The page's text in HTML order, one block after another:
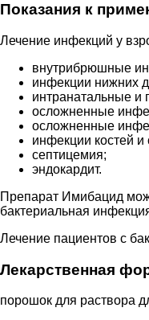
Показания к
Лечение инфекций у
внутрибрюшные
инфекции нижних
интранатальные и
осложненные
осложненные
инфекции костей и
септицемия;
эндокардит.
Препарат Имибацид
бактериальная
Лечение пациентов с
Лекарственная
порошок для раствора